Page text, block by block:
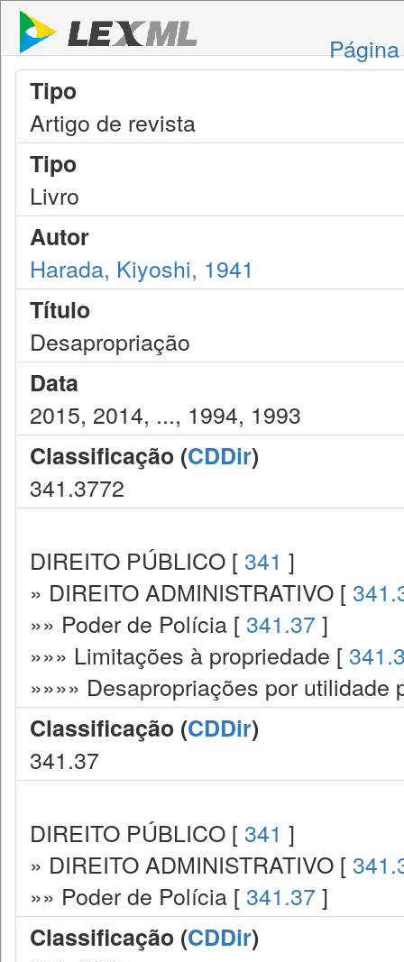
Tipo
Artigo de revista
Tipo
Livro
Autor
Harada, Kiyoshi, 1941
Título
Desapropriação
Data
2015, 2014, ..., 1994, 1993
Classificação (CDDir)
341.3772
DIREITO PÚBLICO [ 341 ]
» DIREITO ADMINISTRATIVO [
»» Poder de Polícia [ 341.37 ]
»»» Limitações à propriedade [
»»»» Desapropriações por utilidade
Classificação (CDDir)
341.37
DIREITO PÚBLICO [ 341 ]
» DIREITO ADMINISTRATIVO [
»» Poder de Polícia [ 341.37 ]
Classificação (CDDir)